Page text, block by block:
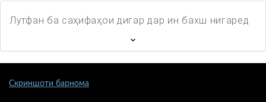
Лутфан ба саҳифаҳои дигар дар ин бахш нигаред
Скриншоти барнома